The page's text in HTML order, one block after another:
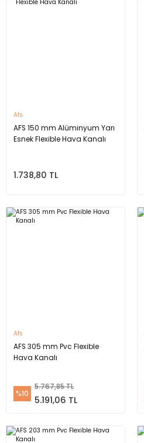
Afs
AFS 150 mm Alüminyum Yarı
Esnek Flexible Hava Kanalı
1.738,80 TL
Afs
AFS 305 mm Pvc Flexible
Hava Kanalı
%10
5.767,85 TL
5.191,06 TL